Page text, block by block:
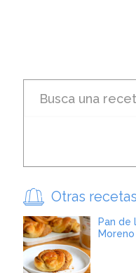
Otras
Pan de
Moreno